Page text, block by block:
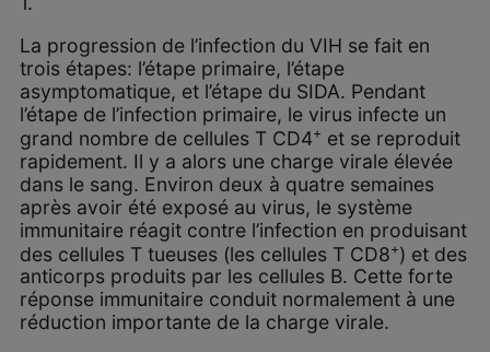
La progression de l’infection du VIH se fait en
trois étapes: l’étape primaire, l’étape
asymptomatique, et l’étape du SIDA. Pendant
l’étape de l’infection primaire, le virus infecte un
grand nombre de cellules T CD4+ et se reproduit
rapidement. Il y a alors une charge virale élevée
dans le sang. Environ deux à quatre semaines
après avoir été exposé au virus, le système
immunitaire réagit contre l’infection en produisant
des cellules T tueuses (les cellules T CD8+) et des
anticorps produits par les cellules B. Cette forte
réponse immunitaire conduit normalement à une
réduction importante de la charge virale.